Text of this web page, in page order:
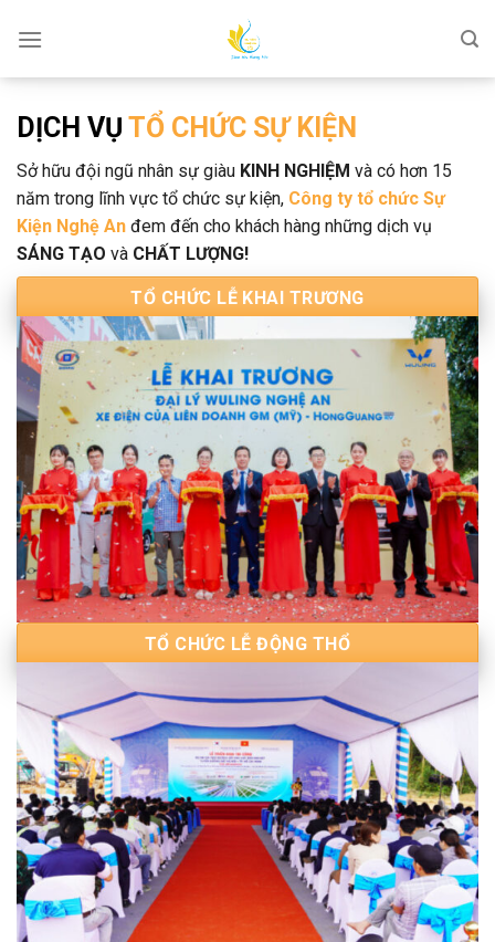
DỊCH VỤ TỔ CHỨC SỰ KIỆN
Sở hữu đội ngũ nhân sự giàu KINH NGHIỆM và có hơn 15
năm trong lĩnh vực tổ chức sự kiện, Công ty tổ chức Sự
Kiện Nghệ An đem đến cho khách hàng những dịch vụ
SÁNG TẠO và CHẤT LƯỢNG!
TỔ CHỨC LỄ KHAI TRƯƠNG
TỔ CHỨC LỄ ĐỘNG THỔ